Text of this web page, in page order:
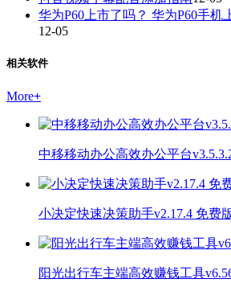
华为P60上市了吗？ 华为P60手机
12-05
相关软件
More+
中移移动办公高效办公平台
小决定快速决策助手v2.17.4 免费
阳光出行车主端高效赚钱工具